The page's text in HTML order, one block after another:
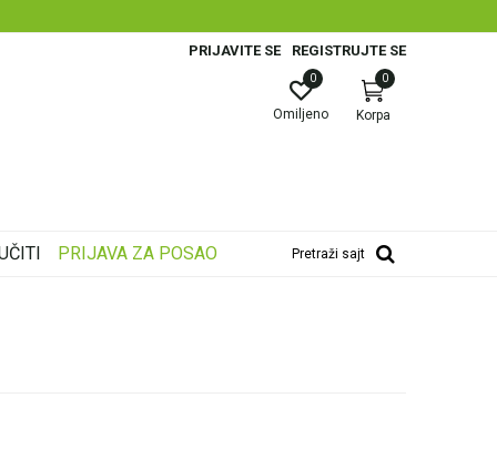
PRIJAVITE SE REGISTRUJTE SE
Korpa
0
Omiljeno
0
PRIJAVA ZA POSAO Pretraži sajt